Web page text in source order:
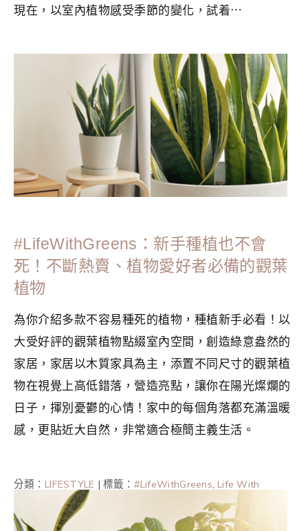
現在，以室內植物感受季節的變化，試着⋯
|標籤： 整理收納,植栽,植物,生活儀式感,
簡單生活,綠色生活 觀葉植物 ,觀葉生活
#LifeWithGreens：新手種植也不會
死！不斷熱賣、植物愛好者必備的觀葉
植物
為你介紹多款不容易種死的植物，種植新手必看！以
大受好評的觀葉植物點綴室內空間，創造綠意盎然的
家居，家居以木質家具為主，添置不同尺寸的觀葉植
物在視覺上高低錯落，營造亮點，讓你在陽光燦爛的
日子，揮別憂鬱的心情！家中的每個角落都充滿溫暖
感，更貼近大自然，非常適合極簡主義生活。
分類： LIFESTYLE | 標籤： #LifeWithGreens, Life With
意識消費 植物新手,
簡單生活,綠色生活 觀葉植物